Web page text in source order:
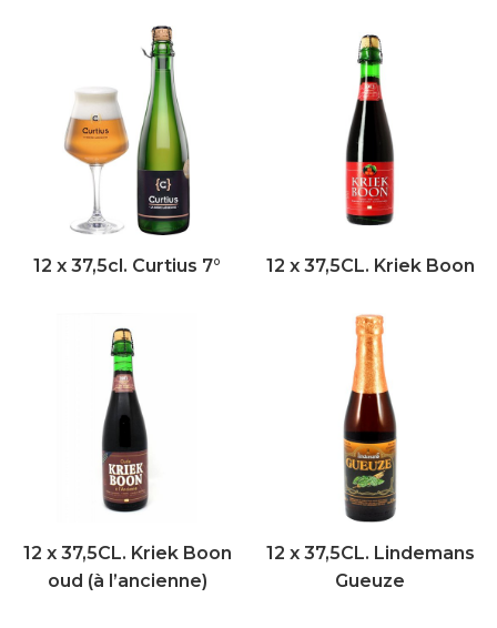
12 x 37,5cl. Curtius 7° 12 x 37,5CL. Kriek Boon
12 x 37,5CL. Kriek Boon
oud (à l’ancienne)
12 x 37,5CL. Lindemans
Gueuze